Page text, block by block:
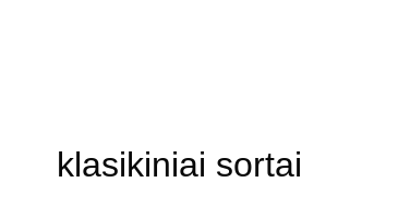
klasikiniai sortai